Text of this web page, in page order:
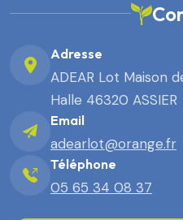
Adresse
ADEAR Lot Maison
Halle 46320 ASSIER
Email
adearlot@orange.fr
Téléphone
05 65 34 08 37